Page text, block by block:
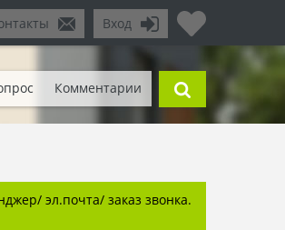
Вход
Комментарии
эл.почта/ заказ звонка.